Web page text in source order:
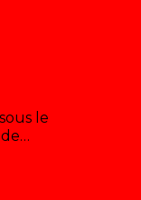
le